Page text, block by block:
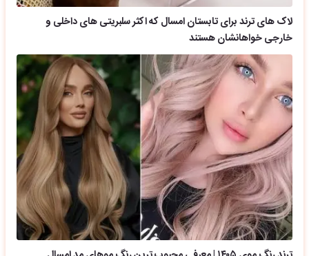
لاک های ترند برای تابستان امسال که اکثر سلبریتی های داخلی و
خارجی خواهانشان هستند